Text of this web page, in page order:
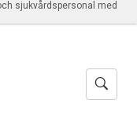
sjukvårdspersonal med